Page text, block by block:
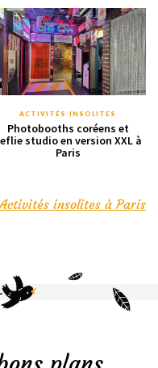
ACTIVITÉS INSOLITES
Photobooths coréens et
studio en version XXL à
Paris
insolites à Paris